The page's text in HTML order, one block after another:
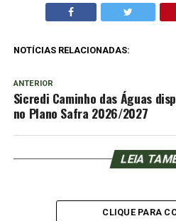
NOTÍCIAS RELACIONADAS:
ANTERIOR
Sicredi Caminho das Águas
no Plano Safra 2026/2027
LEIA
CLIQUE PARA